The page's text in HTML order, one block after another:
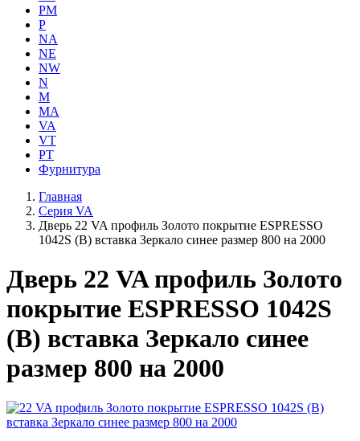
PM
P
NA
NE
NW
N
M
MA
VA
VT
PT
Фурнитура
Главная
Серия VA
Дверь 22 VA профиль Золото покрытие ESPRESSO
1042S (В) вставка Зеркало синее размер 800 на 2000
Дверь 22 VA профиль Золото
покрытие ESPRESSO 1042S
(В) вставка Зеркало синее
размер 800 на 2000